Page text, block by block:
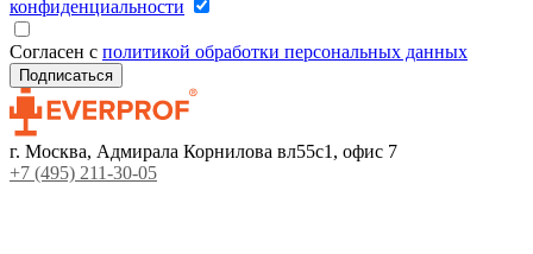
конфиденциальности
Согласен с политикой обработки персональных данных
г. Москва, Адмирала Корнилова вл55с1, офис 7
+7 (495) 211-30-05